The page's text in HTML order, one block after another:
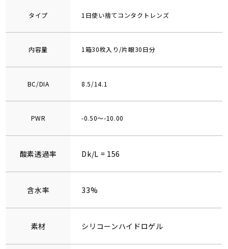
タイプ 1日使い捨てコンタクトレンズ
内容量 1箱30枚入り/片眼30日分
BC/DIA 8.5/14.1
PWR -0.50～-10.00
酸素透過率 Dk/L = 156
含水率 33%
素材 シリコーンハイドロゲル